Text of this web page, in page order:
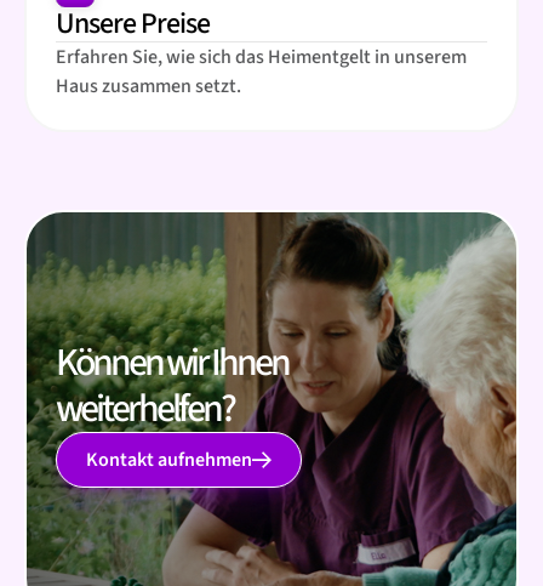
Unsere Preise
Erfahren Sie, wie sich das Heimentgelt in unserem
Haus zusammen setzt.
Können wir Ihnen
weiterhelfen?
Kontakt aufnehmen